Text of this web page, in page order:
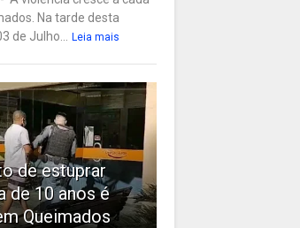
Na tarde desta
de Julho...
Leia mais
de estuprar
de 10 anos é
Queimados